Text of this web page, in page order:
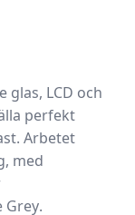
glas, LCD och
perfekt
Arbetet
med
Grey.